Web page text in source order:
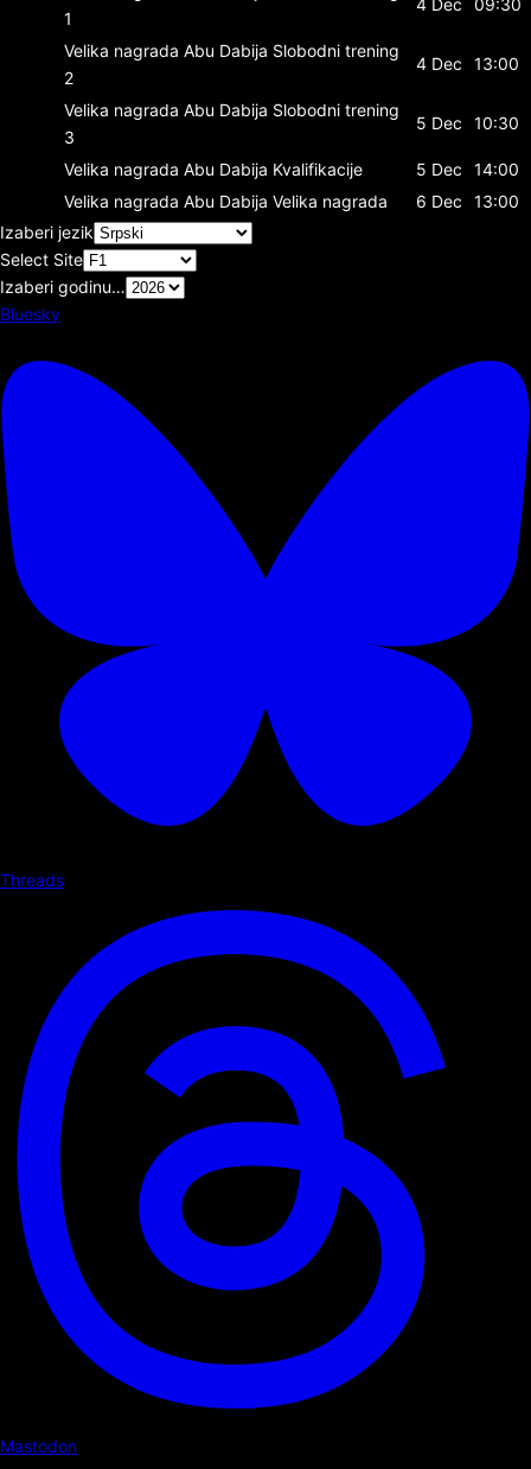
1
Velika nagrada Abu Dabija Slobodni trening
2
4 Dec 13:00
Velika nagrada Abu Dabija Slobodni trening
3
5 Dec 10:30
Velika nagrada Abu Dabija Kvalifikacije 5 Dec
14:00
Velika nagrada Abu Dabija Velika nagrada 6 Dec
13:00
Izaberi jezik
Select Site
Izaberi godinu…
Bluesky
Threads
Mastodon